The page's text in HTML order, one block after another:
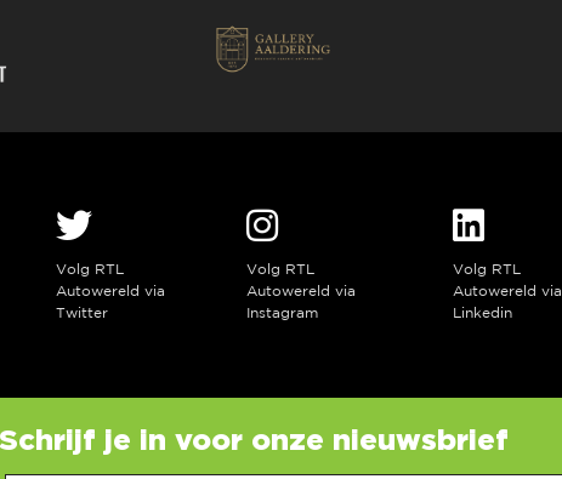
Volg RTL
Autowereld via
Twitter
Volg RTL
Autowereld via
Instagram
Volg RTL
Autowereld via
Linkedin
Schrijf je in voor onze nieuwsbrief